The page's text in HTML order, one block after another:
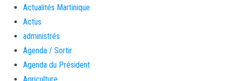
Actualités Martinique
Actus
administrés
Agenda / Sortir
Agenda du Président